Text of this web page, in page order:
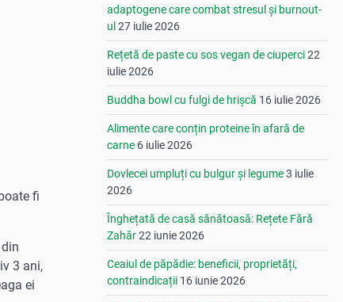
fi
3 ani,
ei
adaptogene care combat stresul și burnout-
ul 27 iulie 2026
Rețetă de paste cu sos vegan de ciuperci22
iulie 2026
Buddha bowl cu fulgi de hrișcă 16 iulie 2026
Alimente care conțin proteine în afară de
carne 6 iulie 2026
Dovlecei umpluți cu bulgur și legume3 iulie
2026
Înghețată de casă sănătoasă: Rețete Fără
Zahăr22 iunie 2026
Ceaiul de păpădie: beneficii, proprietăți,
contraindicații 16 iunie 2026